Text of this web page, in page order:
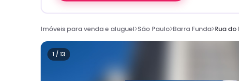
Imóveis para venda e aluguel São Paulo Barra Funda Rua do
1 / 13